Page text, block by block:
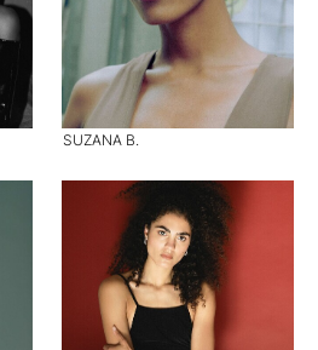
SUZANA B.